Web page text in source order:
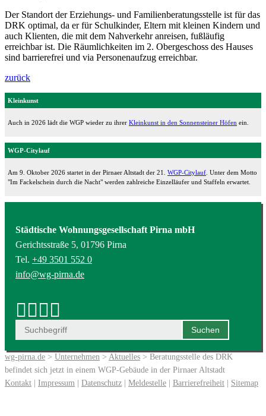
Der Standort der Erziehungs- und Familienberatungsstelle ist für das
DRK optimal, da er für Schulkinder, Eltern mit kleinen Kindern und
auch Klienten, die mit dem Nahverkehr anreisen, fußläufig
erreichbar ist. Die Räumlichkeiten im 2. Obergeschoss des Hauses
sind barrierefrei und via Personenaufzug erreichbar.
zurück
Kleinkunst
Auch in 2026 lädt die WGP wieder zu ihrer Kleinkunst in den Sonnensteiner Höfen ein.
WGP-Citylauf
Am 9. Oktober 2026 startet in der Pirnaer Altstadt der 21. WGP-Citylauf . Unter dem Motto
"Im Fackelschein durch die Nacht" werden zahlreiche Einzelläufer und Staffeln erwartet.
Städtische Wohnungsgesellschaft Pirna mbH
Gerichtsstraße 5, 01796 Pirna
Tel. +49 3501 552 0
info@wg-pirna.de
wg-pirna.de > Unternehmen > Aktuelles > Beratungsstelle des DRK
befindet sich jetzt in einem WGP-Gebäude in der Pirnaer Altstadt
Kontakt | Impressum | Datenschutz | Meldestelle | Barrierefreiheit | Sitemap